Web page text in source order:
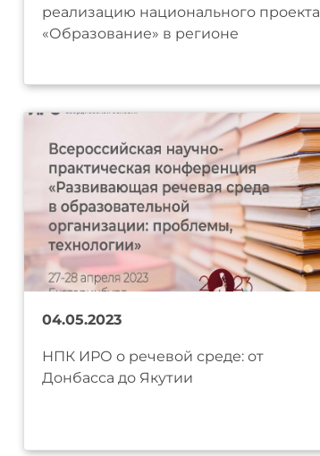
реализацию национального проекта
«Образование» в регионе
04.05.2023
НПК ИРО о речевой среде: от
Донбасса до Якутии